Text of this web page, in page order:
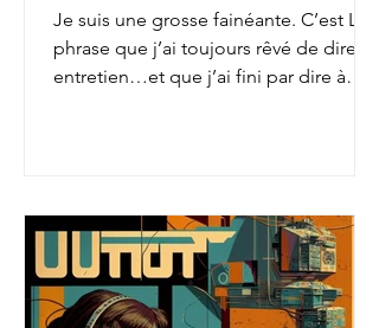
Je suis une grosse fainéante. C’est LA
phrase que j’ai toujours rêvé de dire en
entretien…et que j’ai fini par dire à